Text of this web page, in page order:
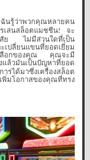
ฉันรู้ว่าพวกคุณหลายคน
เล่นสล็อตแมชชีน! จะ
ย
ไม่มีส่วนใดที่เป็น
เปลี่ยนแขนที่ยอดเยี่ยม
ลือกของคุณ
คุณจะมี
แล้วมันเป็นปัญหาที่ยอด
รได้มาซึ่งเครื่องสล็อต
พิ่มโอกาสของคุณที่ทรง